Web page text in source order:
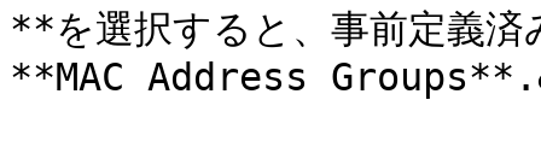
**を選択すると、事前定義
**MAC Address